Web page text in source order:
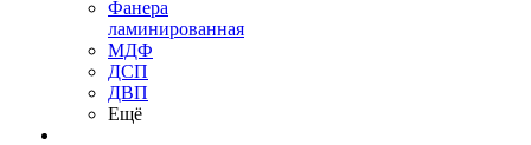
Фанера
ламинированная
МДФ
ДСП
ДВП
Ещё